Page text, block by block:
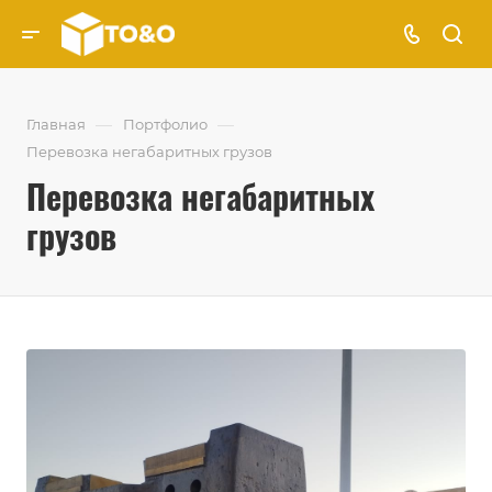
Главная — Портфолио —
Перевозка негабаритных грузов
Перевозка негабаритных
грузов